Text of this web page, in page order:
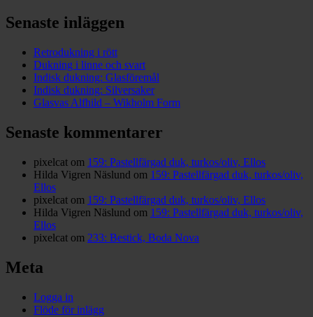
Senaste inläggen
Retrodukning i rött
Dukning i linne och svart
Indisk dukning: Glasföremål
Indisk dukning: Silversaker
Glasvas Alfhild – Wikholm Form
Senaste kommentarer
pixelcat om 159: Pastellfärgad duk, turkos/oliv, Ellos
Hilda Vigren Näslund om 159: Pastellfärgad duk, turkos/oliv,
Ellos
pixelcat om 159: Pastellfärgad duk, turkos/oliv, Ellos
Hilda Vigren Näslund om 159: Pastellfärgad duk, turkos/oliv,
Ellos
pixelcat om 233: Bestick, Boda Nova
Meta
Logga in
Flöde för inlägg